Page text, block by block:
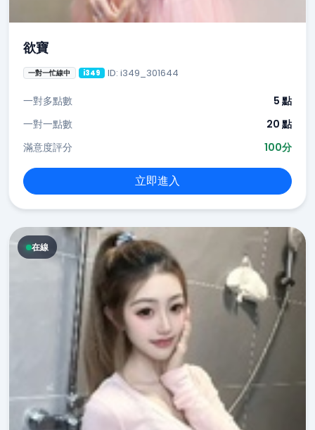
欲寶
一對一忙線中 i349 ID: i349_301644
一對多點數
5 點
一對一點數
20 點
滿意度評分
100分
立即進入
在線